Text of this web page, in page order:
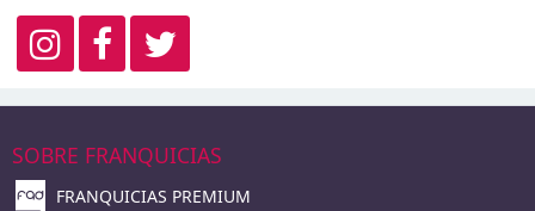
SOBRE FRANQUICIAS
FRANQUICIAS PREMIUM